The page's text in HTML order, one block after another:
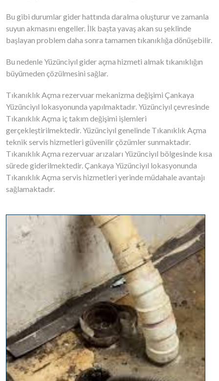
Bu gibi durumlar gider hattında daralma oluşturur ve zamanla
suyun akmasını engeller. İlk başta yavaş akan su şeklinde
başlayan problem daha sonra tamamen tıkanıklığa dönüşebilir.
Bu nedenle Yüzünciyıl gider açma hizmeti almak tıkanıklığın
büyümeden çözülmesini sağlar.
Tıkanıklık Açma rezervuar mekanizma değişimi Çankaya
Yüzünciyıl lokasyonunda yapılmaktadır. Yüzünciyıl çevresinde
Tıkanıklık Açma iç takım değişimi işlemleri
gerçekleştirilmektedir. Yüzünciyıl genelinde Tıkanıklık Açma
teknik servis hizmetleri güvenilir çözümler sunmaktadır.
Tıkanıklık Açma rezervuar arızaları Yüzünciyıl bölgesinde kısa
sürede giderilmektedir. Çankaya Yüzünciyıl lokasyonunda
Tıkanıklık Açma servis hizmetleri yerinde müdahale avantajı
sağlamaktadır.